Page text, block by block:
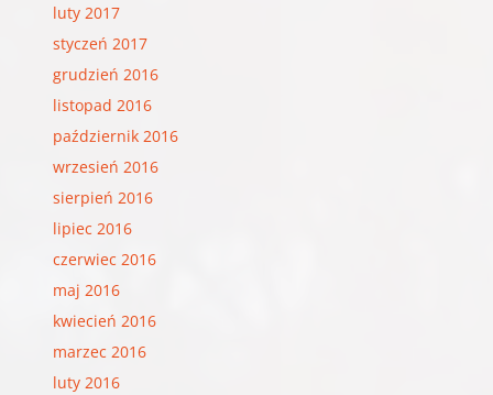
luty 2017
styczeń 2017
grudzień 2016
listopad 2016
październik 2016
wrzesień 2016
sierpień 2016
lipiec 2016
czerwiec 2016
maj 2016
kwiecień 2016
marzec 2016
luty 2016